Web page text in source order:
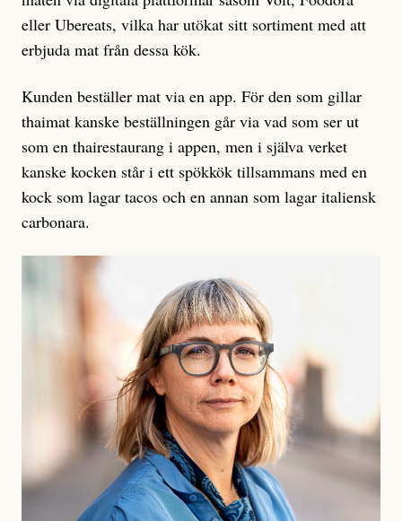
eller Ubereats, vilka har utökat sitt sortiment med att
erbjuda mat från dessa kök.
Kunden beställer mat via en app. För den som gillar
thaimat kanske beställningen går via vad som ser ut
som en thairestaurang i appen, men i själva verket
kanske kocken står i ett spökkök tillsammans med en
kock som lagar tacos och en annan som lagar italiensk
carbonara.